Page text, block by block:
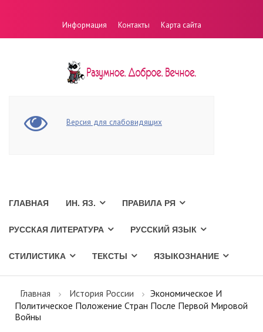
Информация Контакты Карта сайта
Версия для слабовидящих
ГЛАВНАЯ ИН. ЯЗ. ПРАВИЛА РЯ
РУССКАЯ ЛИТЕРАТУРА РУССКИЙ ЯЗЫК
СТИЛИСТИКА ТЕКСТЫ ЯЗЫКОЗНАНИЕ
Главная История России
Экономическое И
Политическое Положение Стран После Первой Мировой
Войны